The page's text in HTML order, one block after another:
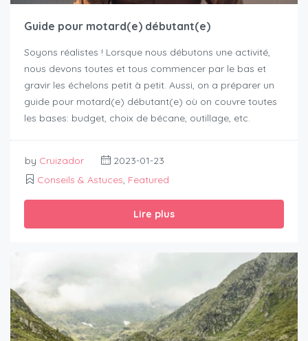
Guide pour motard(e) débutant(e)
Soyons réalistes ! Lorsque nous débutons une activité,
nous devons toutes et tous commencer par le bas et
gravir les échelons petit à petit. Aussi, on a préparer un
guide pour motard(e) débutant(e) où on couvre toutes
les bases: budget, choix de bécane, outillage, etc.
by Cruizador
2023-01-23
Conseils & Astuces Featured
Lire plus